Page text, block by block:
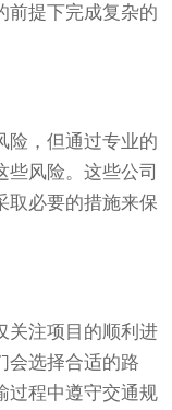
前提下完成复杂的
，但通过专业的
风险。这些公司
取必要的措施来保
注项目的顺利进
会选择合适的路
过程中遵守交通规